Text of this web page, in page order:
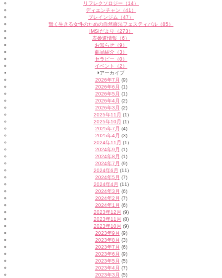
リフレクソロジー（14）
ディエンチャン（41）
ブレインジム（47）
賢く生きる女性のための自然療法フェスティバル（85）
IMSIだより（273）
表参道情報（6）
お知らせ（9）
商品紹介（3）
セラピー（0）
イベント（2）
アーカイブ
2026年7月 (9)
2026年6月 (1)
2026年5月 (1)
2026年4月 (2)
2026年3月 (2)
2025年11月 (1)
2025年10月 (1)
2025年7月 (4)
2025年4月 (3)
2024年11月 (1)
2024年9月 (1)
2024年8月 (1)
2024年7月 (9)
2024年6月 (11)
2024年5月 (7)
2024年4月 (11)
2024年3月 (6)
2024年2月 (7)
2024年1月 (6)
2023年12月 (9)
2023年11月 (8)
2023年10月 (9)
2023年9月 (9)
2023年8月 (3)
2023年7月 (6)
2023年6月 (9)
2023年5月 (5)
2023年4月 (7)
2023年3月 (5)